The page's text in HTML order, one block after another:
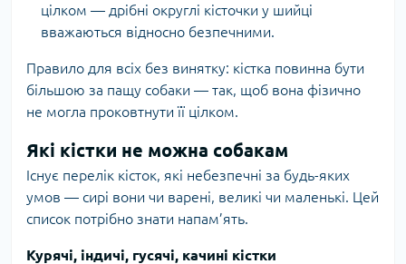
цілком — дрібні округлі кісточки у шийці
вважаються відносно безпечними.
Правило для всіх без винятку: кістка повинна бути
більшою за пащу собаки — так, щоб вона фізично
не могла проковтнути її цілком.
Які кістки не можна собакам
Існує перелік кісток, які небезпечні за будь-яких
умов — сирі вони чи варені, великі чи маленькі. Цей
список потрібно знати напам’ять.
Курячі, індичі, гусячі, качині кістки